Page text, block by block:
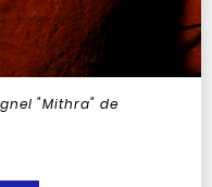
"Mithra" de